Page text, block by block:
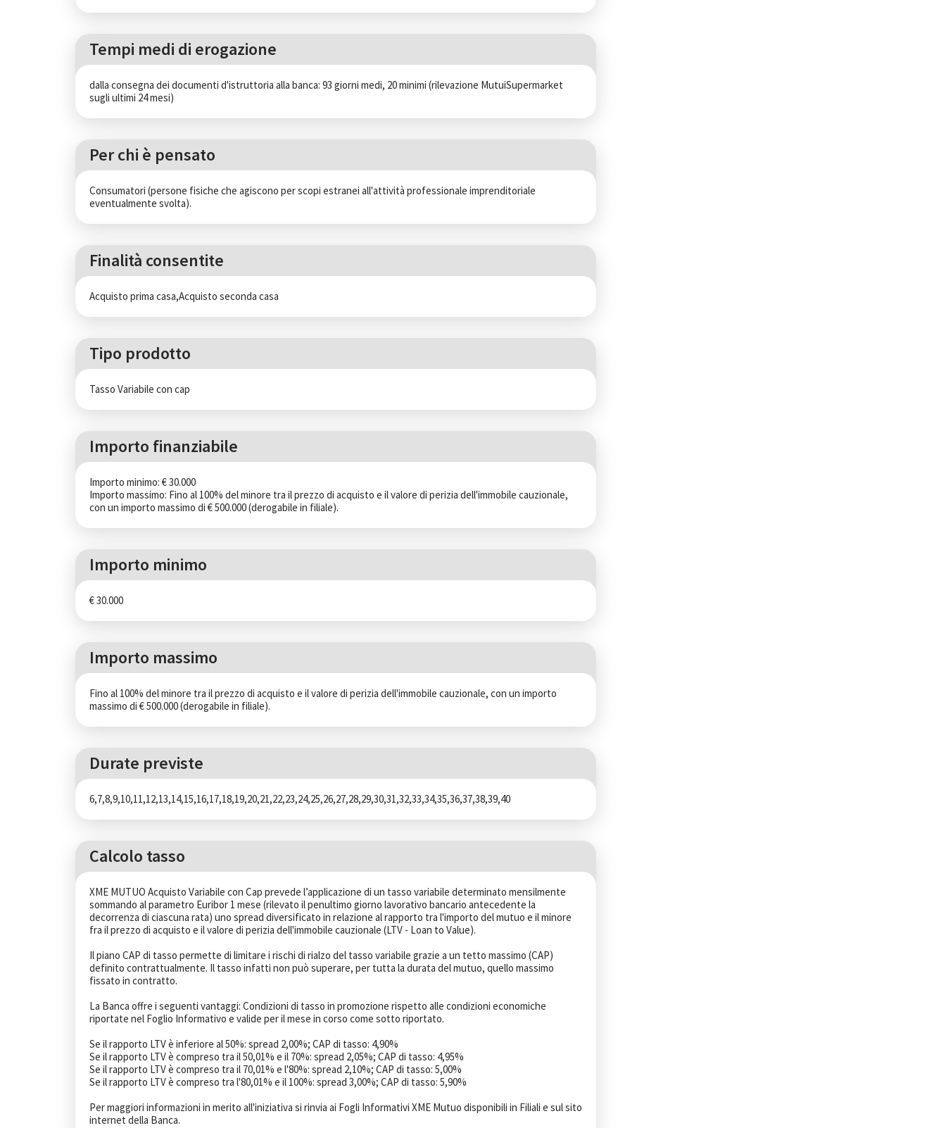
Tempi medi di erogazione
dalla consegna dei documenti d'istruttoria alla banca: 93 giorni medi, 20 minimi (rilevazione MutuiSupermarket
sugli ultimi 24 mesi)
Per chi è pensato
Consumatori (persone fisiche che agiscono per scopi estranei all'attività professionale imprenditoriale
eventualmente svolta).
Finalità consentite
Acquisto prima casa,Acquisto seconda casa
Tipo prodotto
Tasso Variabile con cap
Importo finanziabile
Importo minimo: € 30.000
Importo massimo: Fino al 100% del minore tra il prezzo di acquisto e il valore di perizia dell'immobile cauzionale,
con un importo massimo di € 500.000 (derogabile in filiale).
Importo minimo
€ 30.000
Importo massimo
Fino al 100% del minore tra il prezzo di acquisto e il valore di perizia dell'immobile cauzionale, con un importo
massimo di € 500.000 (derogabile in filiale).
Durate previste
6,7,8,9,10,11,12,13,14,15,16,17,18,19,20,21,22,23,24,25,26,27,28,29,30,31,32,33,34,35,36,37,38,39,40
Calcolo tasso
XME MUTUO Acquisto Variabile con Cap prevede l’applicazione di un tasso variabile determinato mensilmente
sommando al parametro Euribor 1 mese (rilevato il penultimo giorno lavorativo bancario antecedente la
decorrenza di ciascuna rata) uno spread diversificato in relazione al rapporto tra l'importo del mutuo e il minore
fra il prezzo di acquisto e il valore di perizia dell'immobile cauzionale (LTV - Loan to Value).
Il piano CAP di tasso permette di limitare i rischi di rialzo del tasso variabile grazie a un tetto massimo (CAP)
definito contrattualmente. Il tasso infatti non può superare, per tutta la durata del mutuo, quello massimo
fissato in contratto.
La Banca offre i seguenti vantaggi: Condizioni di tasso in promozione rispetto alle condizioni economiche
riportate nel Foglio Informativo e valide per il mese in corso come sotto riportato.
Se il rapporto LTV è inferiore al 50%: spread 2,00%; CAP di tasso: 4,90%
Se il rapporto LTV è compreso tra il 50,01% e il 70%: spread 2,05%; CAP di tasso: 4,95%
Se il rapporto LTV è compreso tra il 70,01% e l'80%: spread 2,10%; CAP di tasso: 5,00%
Se il rapporto LTV è compreso tra l'80,01% e il 100%: spread 3,00%; CAP di tasso: 5,90%
Per maggiori informazioni in merito all'iniziativa si rinvia ai Fogli Informativi XME Mutuo disponibili in Filiali e sul sito
internet della Banca.